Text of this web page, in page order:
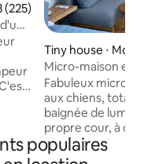
moyenne sur la
(225)
Tiny house ⋅
Micro-maison en
et plage !
Fabuleux micro-
aux chiens,
baignée de
propre cour, à
seulement de la
meilleurs cafés
populaires